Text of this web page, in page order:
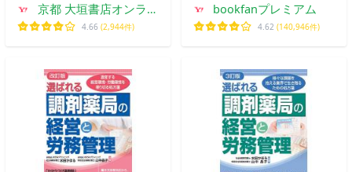
京都 大垣書店オンライ
ン
4.66 (2,944件)
bookfanプレミアム
4.62 (140,946件)